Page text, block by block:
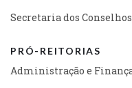
Secretaria dos
PRÓ-REITORIAS
Administração e